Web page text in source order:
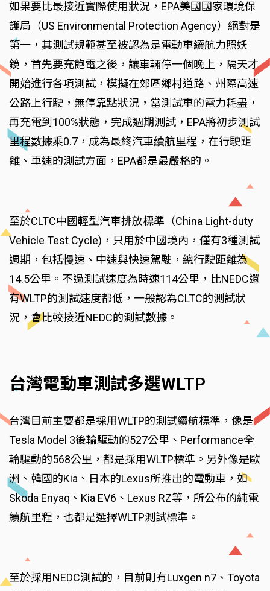
如果要比最接近實際使用狀況，EPA美國國家環境保
護局（US Environmental Protection Agency）絕對是
第一，其測試規範甚至被認為是電動車續航力照妖
鏡，首先要充飽電之後，讓車輛停一個晚上，隔天才
開始進行各項測試，模擬在郊區鄉村道路、州際高速
公路上行駛，無停靠點狀況，當測試車的電力耗盡，
再充電到100%狀態，完成週期測試，EPA將初步測試
里程數據乘0.7，成為最終汽車續航里程，在行駛距
離、車速的測試方面，EPA都是最嚴格的。
至於CLTC中國輕型汽車排放標準（China Light-duty
Vehicle Test Cycle)，只用於中國境內，僅有3種測試
週期，包括慢速、中速與快速駕駛，總行駛距離為
14.5公里。不過測試速度為時速114公里，比NEDC還
有WLTP的測試速度都低，一般認為CLTC的測試狀
況，會比較接近NEDC的測試數據。
台灣電動車測試多選WLTP
台灣目前主要都是採用WLTP的測試續航標準，像是
Tesla Model 3後輪驅動的527公里、Performance全
輪驅動的568公里，都是採用WLTP標準。另外像是歐
洲、韓國的Kia、日本的Lexus所推出的電動車，如
Skoda Enyaq、Kia EV6、Lexus RZ等，所公布的純電
續航里程，也都是選擇WLTP測試標準。
至於採用NEDC測試的，目前則有Luxgen n7、Toyota